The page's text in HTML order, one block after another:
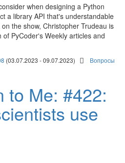
when designing a Python
a library API that's understandable
the show, Christopher Trudeau is
PyCoder's Weekly articles and
(03.07.2023 - 09.07.2023)
Вопросы
to Me: #422:
use